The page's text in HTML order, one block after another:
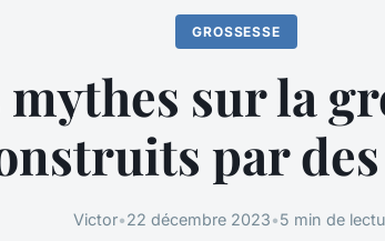
GROSSESSE
mythes sur la
par
Victor•22 décembre 2023•5 min de